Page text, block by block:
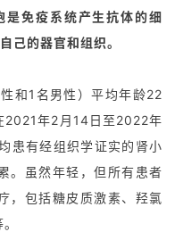
册
是免疫系统产生抗体的细
己的器官和组织。
和1名男性）平均年龄22
2021年2月14日至2022年
患有经组织学证实的肾小
。虽然年轻，但所有患者
，包括糖皮质激素、羟氯